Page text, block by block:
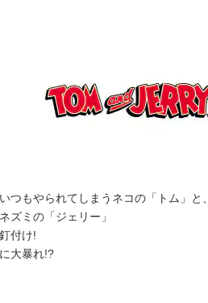
つもやられてしまうネコの「トム」と、
ズミの「ジェリー」
付け!
大暴れ!?